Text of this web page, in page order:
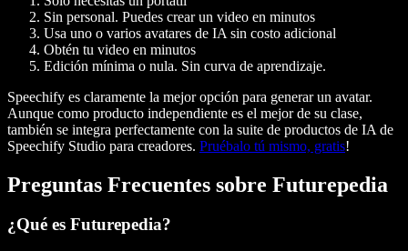
Sin personal. Puedes crear un video en minutos
Usa uno o varios avatares de IA sin costo adicional
Obtén tu video en minutos
Edición mínima o nula. Sin curva de aprendizaje.
Speechify es claramente la mejor opción para generar un avatar.
Aunque como producto independiente es el mejor de su clase,
también se integra perfectamente con la suite de productos de IA de
Speechify Studio para creadores. Pruébalo tú mismo, gratis!
Preguntas Frecuentes sobre Futurepedia
¿Qué es Futurepedia?